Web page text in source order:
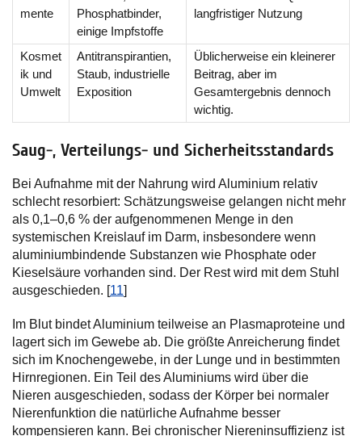
mente
Phosphatbinder,
einige Impfstoffe
langfristiger Nutzung
Kosmet
ik und
Umwelt
Antitranspirantien,
Staub, industrielle
Exposition
Üblicherweise ein kleinerer
Beitrag, aber im
Gesamtergebnis dennoch
wichtig.
Saug-, Verteilungs- und Sicherheitsstandards
Bei Aufnahme mit der Nahrung wird Aluminium relativ
schlecht resorbiert: Schätzungsweise gelangen nicht mehr
als 0,1–0,6 % der aufgenommenen Menge in den
systemischen Kreislauf im Darm, insbesondere wenn
aluminiumbindende Substanzen wie Phosphate oder
Kieselsäure vorhanden sind. Der Rest wird mit dem Stuhl
ausgeschieden. [11]
Im Blut bindet Aluminium teilweise an Plasmaproteine und
lagert sich im Gewebe ab. Die größte Anreicherung findet
sich im Knochengewebe, in der Lunge und in bestimmten
Hirnregionen. Ein Teil des Aluminiums wird über die
Nieren ausgeschieden, sodass der Körper bei normaler
Nierenfunktion die natürliche Aufnahme besser
kompensieren kann. Bei chronischer Niereninsuffizienz ist